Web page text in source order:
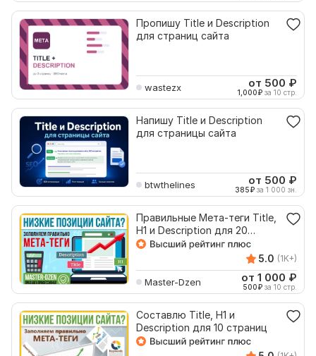
Пропишу Title и Description
для страниц сайта
wastezx от 500 ₽
1,000₽ за 10 стр.
Напишу Title и Description
для страницы сайта
btwthelines от 500 ₽
385₽ за 1 000 зн.
Правильные Мета-теги Title,
H1 и Description для 20
страниц
5.0 (1K+)
Master-Dzen от 1 000 ₽
500₽ за 10 стр.
Составлю Title, H1 и
Description для 10 страниц